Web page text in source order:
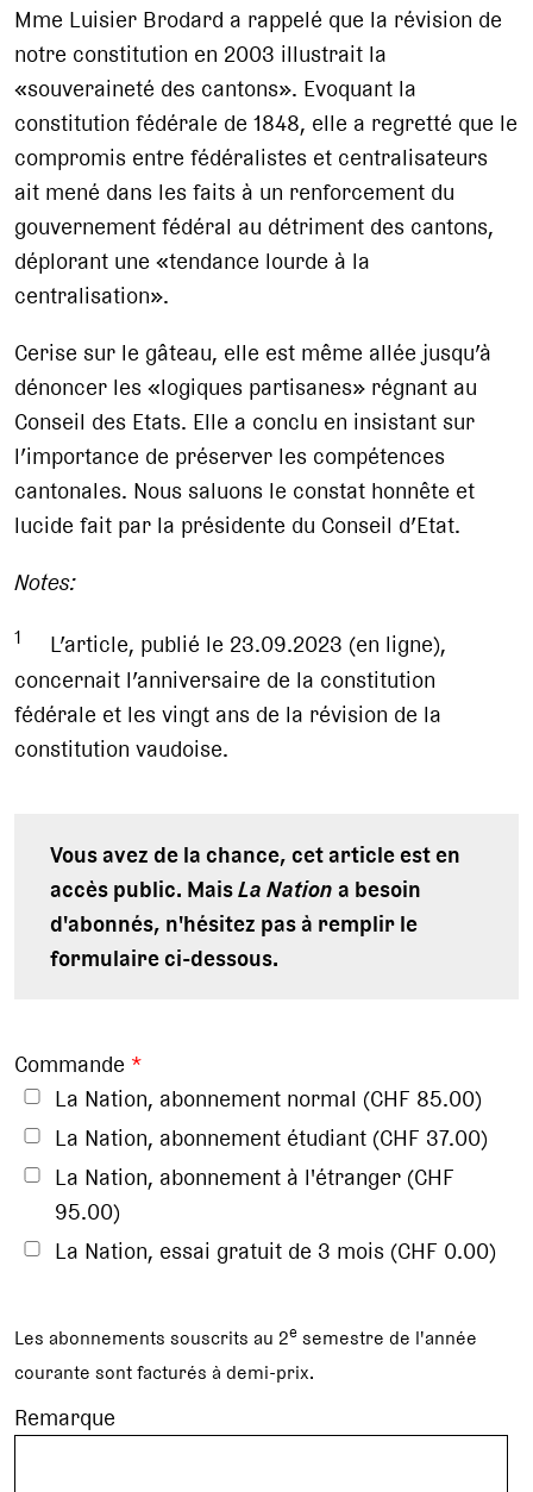
Mme Luisier Brodard a rappelé que la révision de
notre constitution en 2003 illustrait la
«souveraineté des cantons». Evoquant la
constitution fédérale de 1848, elle a regretté que le
compromis entre fédéralistes et centralisateurs
ait mené dans les faits à un renforcement du
gouvernement fédéral au détriment des cantons,
déplorant une «tendance lourde à la
centralisation».
Cerise sur le gâteau, elle est même allée jusqu’à
dénoncer les «logiques partisanes» régnant au
Conseil des Etats. Elle a conclu en insistant sur
l’importance de préserver les compétences
cantonales. Nous saluons le constat honnête et
lucide fait par la présidente du Conseil d’Etat.
Notes:
1 L’article, publié le 23.09.2023 (en ligne),
concernait l’anniversaire de la constitution
fédérale et les vingt ans de la révision de la
constitution vaudoise.
Vous avez de la chance, cet article est en
accès public. MaisLa Nationa besoin
d'abonnés, n'hésitez pas à remplir le
formulaire ci-dessous.
Commande *
La Nation, abonnement normal (CHF 85.00)
La Nation, abonnement étudiant (CHF 37.00)
La Nation, abonnement à l'étranger (CHF
95.00)
La Nation, essai gratuit de 3 mois (CHF 0.00)
Les abonnements souscrits au 2e semestre de l'année
courante sont facturés à demi-prix.
Remarque